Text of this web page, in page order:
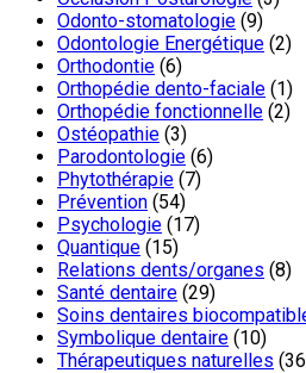
Odonto-stomatologie (9)
Odontologie Energétique (2)
Orthodontie (6)
Orthopédie dento-faciale (1)
Orthopédie fonctionnelle (2)
Ostéopathie (3)
Parodontologie (6)
Phytothérapie (7)
Prévention (54)
Psychologie (17)
Quantique (15)
Relations dents/organes (8)
Santé dentaire (29)
Soins dentaires
Symbolique dentaire (10)
Thérapeutiques naturelles